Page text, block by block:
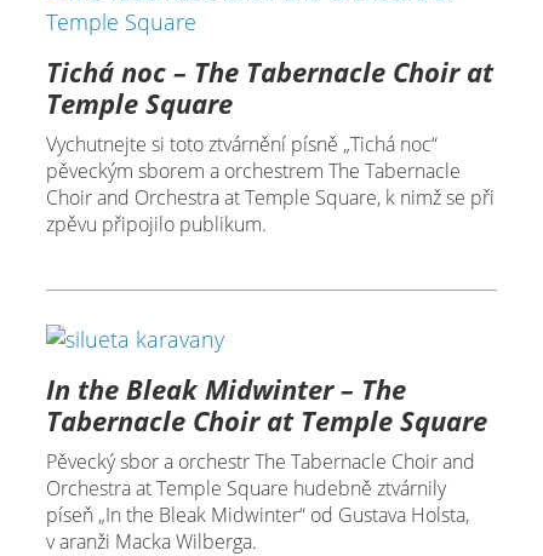
Tichá noc – The Tabernacle Choir at
Temple Square
Vychutnejte si toto ztvárnění písně „Tichá noc“
pěveckým sborem a orchestrem The Tabernacle
Choir and Orchestra at Temple Square, k nimž se při
zpěvu připojilo publikum.
In the Bleak Midwinter – The
Tabernacle Choir at Temple Square
Pěvecký sbor a orchestr The Tabernacle Choir and
Orchestra at Temple Square hudebně ztvárnily
píseň „In the Bleak Midwinter“ od Gustava Holsta,
v aranži Macka Wilberga.